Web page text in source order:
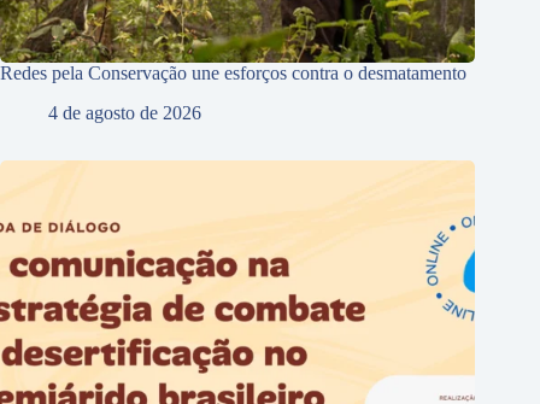
Redes pela Conservação une esforços contra o desmatamento
4 de agosto de 2026